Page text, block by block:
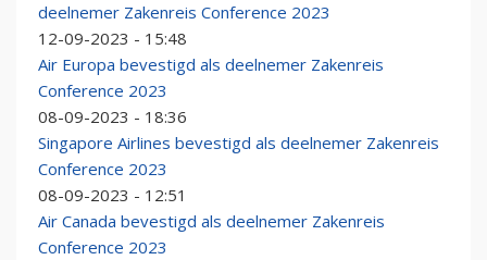
deelnemer Zakenreis Conference 2023
12-09-2023 - 15:48
Air Europa bevestigd als deelnemer Zakenreis
Conference 2023
08-09-2023 - 18:36
Singapore Airlines bevestigd als deelnemer Zakenreis
Conference 2023
08-09-2023 - 12:51
Air Canada bevestigd als deelnemer Zakenreis
Conference 2023